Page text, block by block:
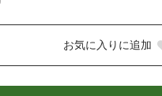
お気に入りに追加